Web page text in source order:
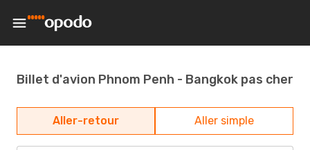
Billet d'avion Phnom Penh - Bangkok pas cher
Aller-retour Aller simple